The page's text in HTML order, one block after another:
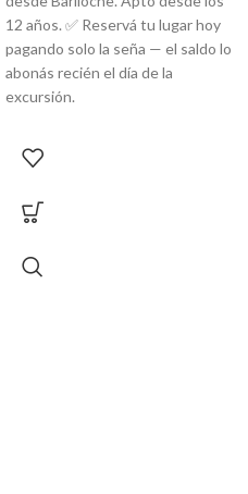
12 años. ✅ Reservá tu lugar hoy
pagando solo la seña — el saldo lo
abonás recién el día de la
excursión.